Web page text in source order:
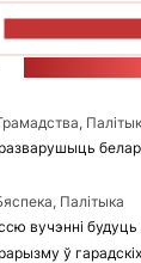
разварушыць
Палітыка
вучэнні
ў